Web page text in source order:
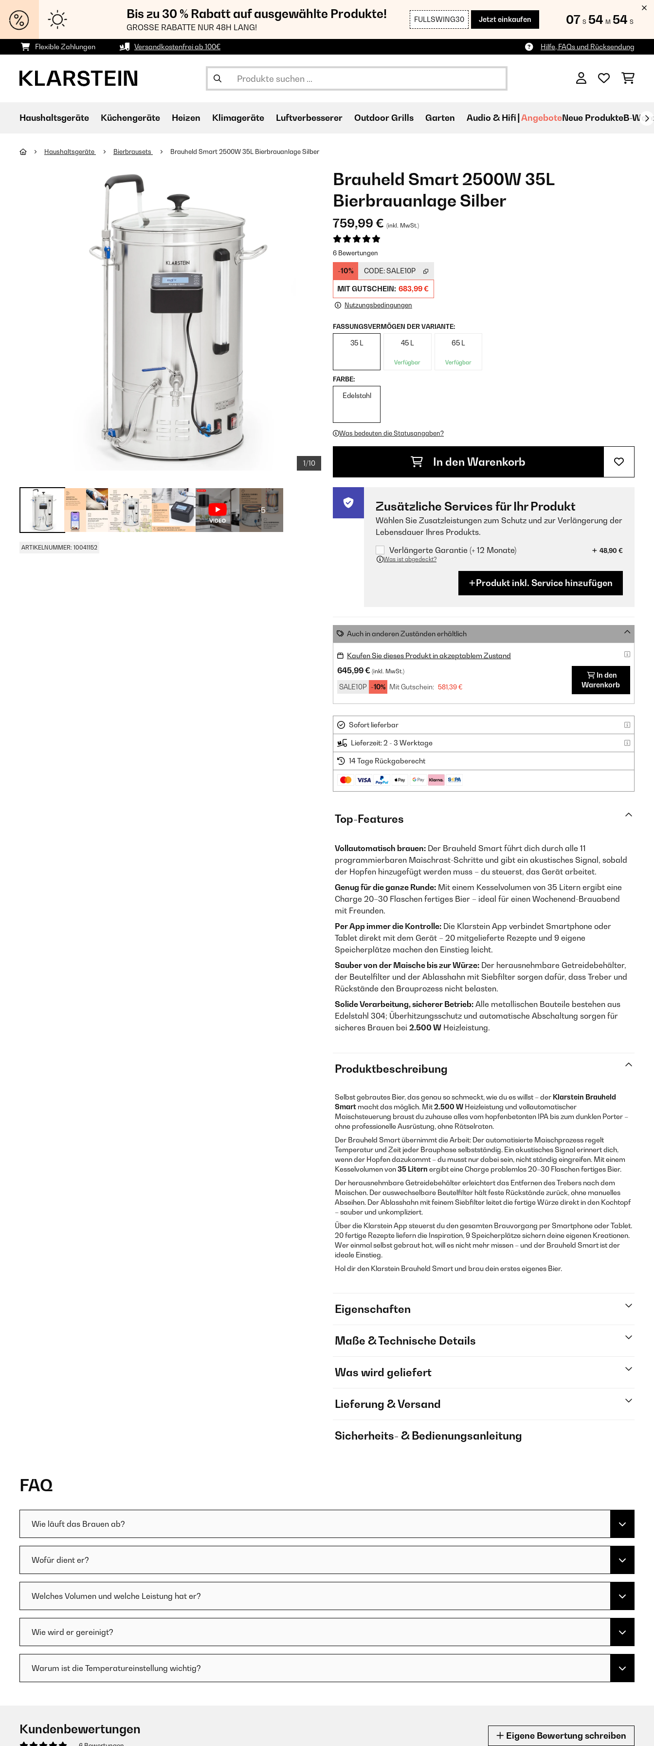
Bis zu 30 % Rabatt auf ausgewählte Produkte!
GROSSE RABATTE NUR 48H LANG!
FULLSWING30 Jetzt einkaufen 07 S 54 M 52 S
Flexible Zahlungen Versandkostenfrei ab 100€ Hilfe, FAQs und Rücksendung
Haushaltsgeräte Küchengeräte Heizen Klimageräte Luftverbesserer Outdoor Grills Garten Audio & Hifi AngeboteNeue ProdukteB-
Haushaltsgeräte Bierbrausets Brauheld Smart 2500W 35L Bierbrauanlage Silber
1/10
+5
ARTIKELNUMMER: 10041152
Brauheld Smart 2500W 35L
Bierbrauanlage Silber
759,99 € (inkl. MwSt.)
6 Bewertungen
-10% CODE:SALE10P
MIT GUTSCHEIN: 683,99 €
Nutzungsbedingungen
FASSUNGSVERMÖGEN DER VARIANTE:
35 L 45 L
Verfügbar
65 L
Verfügbar
FARBE:
Edelstahl
Was bedeuten die Statusangaben?
In den Warenkorb
Zusätzliche Services für Ihr Produkt
Wählen Sie Zusatzleistungen zum Schutz und zur Verlängerung der
Lebensdauer Ihres Produkts.
Verlängerte Garantie (+ 12 Monate)
48,90 €
Was ist abgedeckt?
Produkt inkl. Service hinzufügen
Auch in anderen Zuständen erhältlich
Kaufen Sie dieses Produkt in akzeptablem Zustand
645,99 € (inkl. MwSt.)
SALE10P -10% Mit Gutschein: 581,39 €
In den
Warenkorb
Sofort lieferbar
Lieferzeit: 2 - 3 Werktage
14 Tage Rückgaberecht
Top-Features
Vollautomatisch brauen: Der Brauheld Smart führt dich durch alle 11
programmierbaren Maischrast-Schritte und gibt ein akustisches Signal, sobald
der Hopfen hinzugefügt werden muss – du steuerst, das Gerät arbeitet.
Genug für die ganze Runde: Mit einem Kesselvolumen von 35 Litern ergibt eine
Charge 20–30 Flaschen fertiges Bier – ideal für einen Wochenend-Brauabend
mit Freunden.
Per App immer die Kontrolle: Die Klarstein App verbindet Smartphone oder
Tablet direkt mit dem Gerät – 20 mitgelieferte Rezepte und 9 eigene
Speicherplätze machen den Einstieg leicht.
Sauber von der Maische bis zur Würze: Der herausnehmbare Getreidebehälter,
der Beutelfilter und der Ablasshahn mit Siebfilter sorgen dafür, dass Treber und
Rückstände den Brauprozess nicht belasten.
Solide Verarbeitung, sicherer Betrieb: Alle metallischen Bauteile bestehen aus
Edelstahl 304; Überhitzungsschutz und automatische Abschaltung sorgen für
sicheres Brauen bei 2.500 W Heizleistung.
Produktbeschreibung
Selbst gebrautes Bier, das genau so schmeckt, wie du es willst – der Klarstein Brauheld
Smart macht das möglich. Mit2.500 W Heizleistung und vollautomatischer
Maischsteuerung braust du zuhause alles vom hopfenbetonten IPA bis zum dunklen Porter –
ohne professionelle Ausrüstung, ohne Rätselraten.
Der Brauheld Smart übernimmt die Arbeit: Der automatisierte Maischprozess regelt
Temperatur und Zeit jeder Brauphase selbstständig. Ein akustisches Signal erinnert dich,
wenn der Hopfen dazukommt – du musst nur dabei sein, nicht ständig eingreifen. Mit einem
Kesselvolumen von35 Litern ergibt eine Charge problemlos 20–30 Flaschen fertiges Bier.
Der herausnehmbare Getreidebehälter erleichtert das Entfernen des Trebers nach dem
Maischen. Der auswechselbare Beutelfilter hält feste Rückstände zurück, ohne manuelles
Abseihen. Der Ablasshahn mit feinem Siebfilter leitet die fertige Würze direkt in den Kochtopf
– sauber und unkompliziert.
Über die Klarstein App steuerst du den gesamten Brauvorgang per Smartphone oder Tablet.
20 fertige Rezepte liefern die Inspiration, 9 Speicherplätze sichern deine eigenen Kreationen.
Wer einmal selbst gebraut hat, will es nicht mehr missen – und der Brauheld Smart ist der
ideale Einstieg.
Hol dir den Klarstein Brauheld Smart und brau dein erstes eigenes Bier.
Eigenschaften
Maße & Technische Details
Was wird geliefert
Lieferung & Versand
Sicherheits- & Bedienungsanleitung
FAQ
Wie läuft das Brauen ab?
Wofür dient er?
Welches Volumen und welche Leistung hat er?
Wie wird er gereinigt?
Warum ist die Temperatureinstellung wichtig?
Kundenbewertungen Eigene Bewertung schreiben